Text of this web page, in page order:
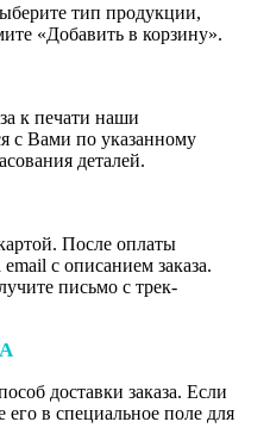
тип продукции,
«Добавить в корзину».
к печати наши
с Вами по указанному
деталей.
После оплаты
с описанием заказа.
письмо с трек-
доставки заказа. Если
его в специальное поле для